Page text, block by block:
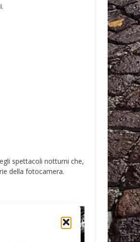
spettacoli notturni che,
della fotocamera.